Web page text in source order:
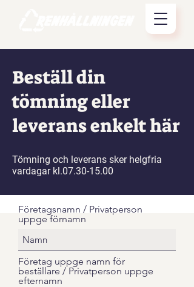
Beställ din
tömning eller
leverans enkelt här
Tömning och leverans sker helgfria
vardagar kl.07.30-15.00
Företagsnamn / Privatperson
uppge förnamn
Företag uppge namn för
beställare / Privatperson uppge
efternamn